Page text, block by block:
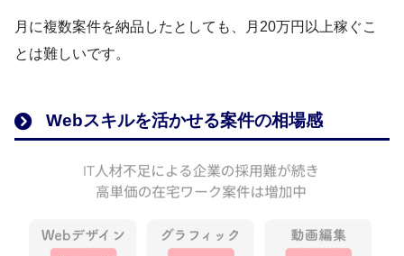
月に複数案件を納品したとしても、月20万円以上稼ぐこ
とは難しいです。
Webスキルを活かせる案件の相場感